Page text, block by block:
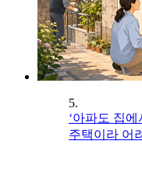
5.
‘아파도 집
주택이라 어